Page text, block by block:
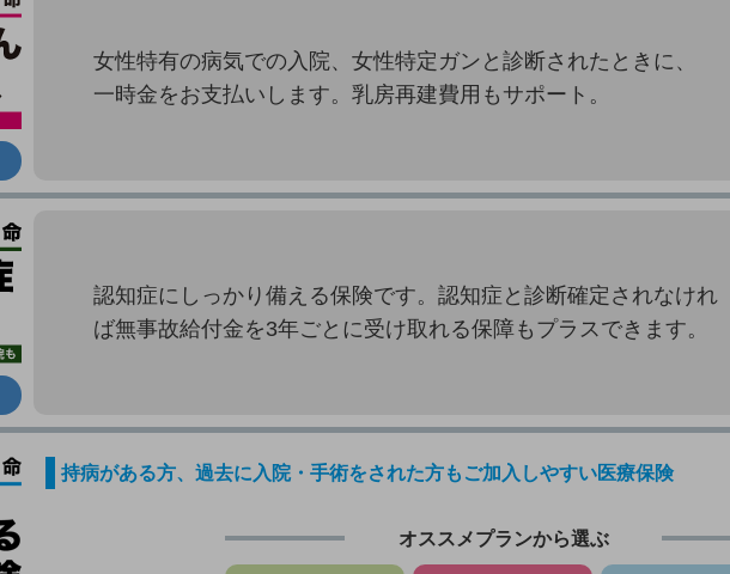
女性特有の病気での入院、女性特定ガンと診断されたときに、
一時金をお支払いします。乳房再建費用もサポート。
認知症にしっかり備える保険です。認知症と診断確定されなけれ
ば無事故給付金を3年ごとに受け取れる保障もプラスできます。
持病がある方、過去に入院・手術をされた方もご加入しやすい医療保険
オススメプランから選ぶ